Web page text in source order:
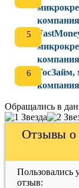
компания
компания
компания
Обращались в
Отзывы о
Пользовались
отзыв: